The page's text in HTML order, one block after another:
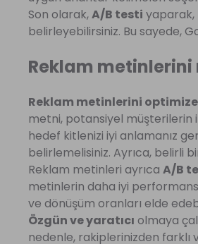
Son olarak,A/B testi yaparak,
belirleyebilirsiniz. Bu sayede,
Reklam metinlerini
Reklam metinlerini
metni, potansiyel müşterilerin
hedef kitlenizi iyi anlamanız
belirlemelisiniz. Ayrıca, belirli
Reklam metinleri ayrıca A/B
metinlerin daha iyi
ve dönüşüm oranları elde
Özgün ve yaratıcı olmaya
nedenle, rakiplerinizden farklı